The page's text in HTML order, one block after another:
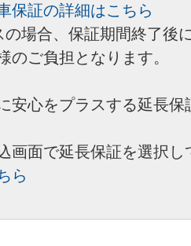
保証の詳細はこちら
場合、保証期間終了後
のご負担となります。
安心をプラスする延長
画面で延長保証を選択し
ら